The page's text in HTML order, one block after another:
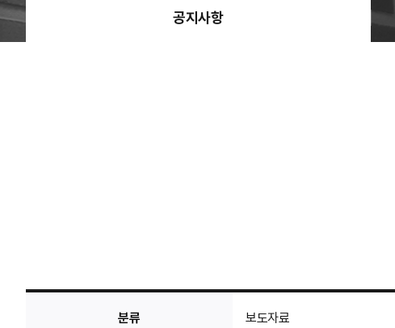
공지사항
분류 보도자료